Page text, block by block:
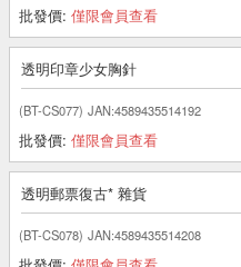
批發價: 僅限會員查看
透明印章少女胸針
(BT-CS077) JAN:4589435514192
批發價: 僅限會員查看
透明郵票復古* 雜貨
(BT-CS078) JAN:4589435514208